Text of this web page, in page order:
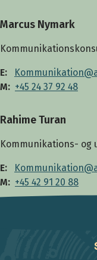
Marcus Nymark
E:
M: +45 24 37 92 48
Rahime Turan
Kommunikations- og
E:
M: +45 42 91 20 88